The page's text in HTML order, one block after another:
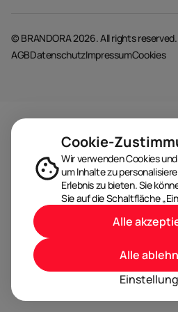
© BRANDORA 2026. All rights reserved.
AGBDatenschutzImpressumCookies
Cookie-
Wir verwenden Cookies
um Inhalte zu
Erlebnis zu bieten. Sie
Sie auf die Schaltfläche
Alle
Alle